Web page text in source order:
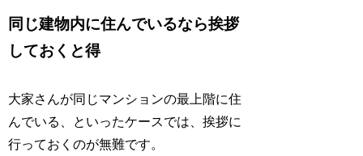
同じ建物内に住んでいるなら挨拶
しておくと得
大家さんが同じマンションの最上階に住
んでいる、といったケースでは、挨拶に
行っておくのが無難です。